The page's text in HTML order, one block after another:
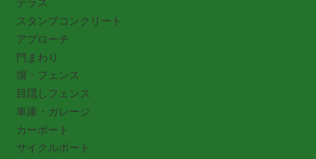
テラス
スタンプコンクリート
アプローチ
門まわり
塀・フェンス
目隠しフェンス
車庫・ガレージ
カーポート
サイクルポート